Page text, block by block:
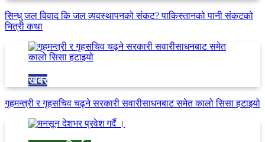
सिन्धु जल विवाद कि जल व्यवस्थापनको संकट? पाकिस्तानको पानी संकटको
भित्री कथा
खबर
गृहमन्त्री र गृहसचिव चढ्ने सरकारी सवारीसाधनबाट समेत कालो सिसा हटाइयो